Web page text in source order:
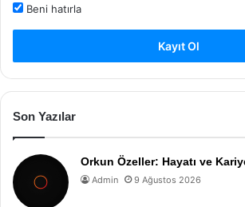
Beni hatırla
Kayıt Ol
Son Yazılar
Orkun Özeller: Hayatı ve
Admin 9 Ağustos 2026